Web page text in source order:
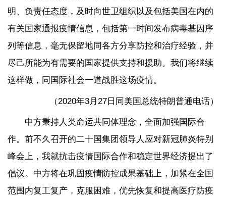
明、负责任态度，及时向世卫组织以及包括美国在内的
有关国家通报疫情信息，包括第一时间发布病毒基因序
列等信息，毫无保留地同各方分享防控和治疗经验，并
尽己所能为有需要的国家提供支持和援助。我们将继续
这样做，同国际社会一道战胜这场疫情。
（2020年3月27日同美国总统特朗普通电话）
中方秉持人类命运共同体理念，全面加强国际合
作。前不久召开的二十国集团领导人应对新冠肺炎特别
峰会上，我就抗击疫情国际合作和稳定世界经济提出了
倡议。中方将在巩固疫情防控成果基础上，加紧在全国
范围内复工复产，克服困难，优先恢复和提高医疗防疫